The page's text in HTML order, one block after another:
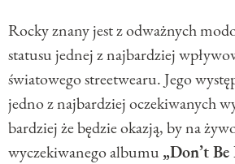
Rocky znany jest z odważnych
statusu jednej z najbardziej
światowego streetwearu. Jego
jedno z najbardziej oczekiwanych
bardziej że będzie okazją, by na
wyczekiwanego albumu „Don’t